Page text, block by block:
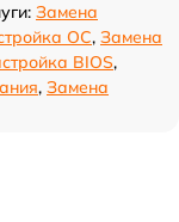
Замена
ОС, Замена
BIOS,
, Замена